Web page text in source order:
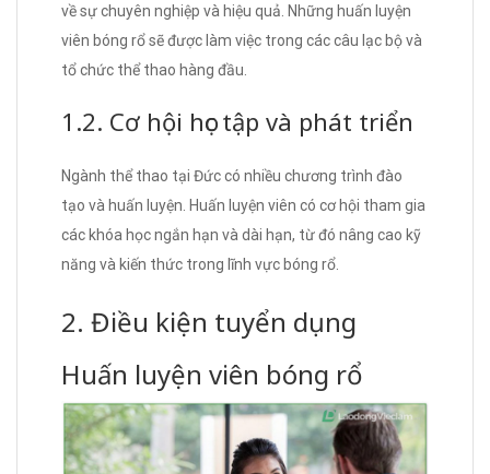
về sự chuyên nghiệp và hiệu quả. Những huấn luyện
viên bóng rổ sẽ được làm việc trong các câu lạc bộ và
tổ chức thể thao hàng đầu.
1.2. Cơ hội học tập và phát triển
Ngành thể thao tại Đức có nhiều chương trình đào
tạo và huấn luyện. Huấn luyện viên có cơ hội tham gia
các khóa học ngắn hạn và dài hạn, từ đó nâng cao kỹ
năng và kiến thức trong lĩnh vực bóng rổ.
2. Điều kiện tuyển dụng
Huấn luyện viên bóng rổ